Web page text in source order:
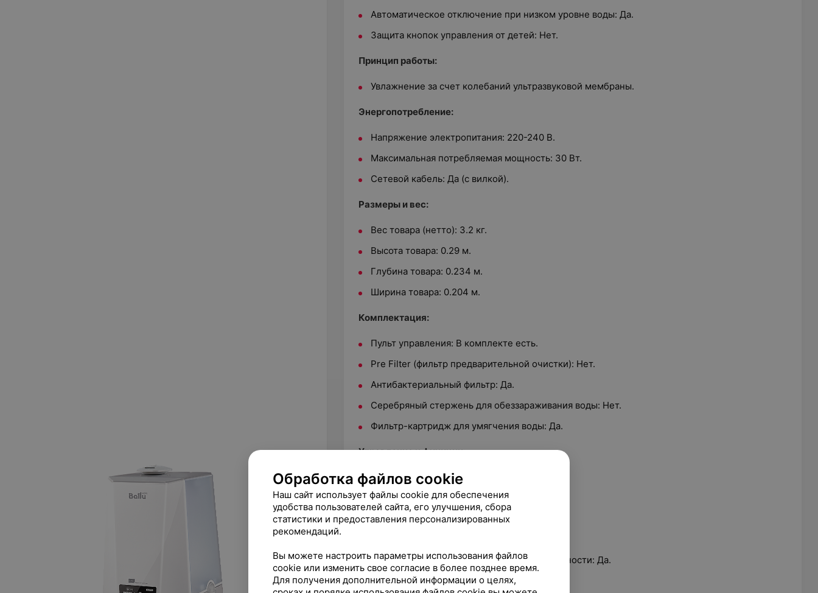
Автоматическое отключение при низком уровне воды: Да.
Защита кнопок управления от детей: Нет.
Принцип работы:
Увлажнение за счет колебаний ультразвуковой мембраны.
Энергопотребление:
Напряжение электропитания: 220-240 В.
Максимальная потребляемая мощность: 30 Вт.
Сетевой кабель: Да (с вилкой).
Размеры и вес:
Вес товара (нетто): 3.2 кг.
Высота товара: 0.29 м.
Глубина товара: 0.234 м.
Ширина товара: 0.204 м.
Комплектация:
Пульт управления: В комплекте есть.
Pre Filter (фильтр предварительной очистки): Нет.
Антибактериальный фильтр: Да.
Серебряный стержень для обеззараживания воды: Нет.
Фильтр-картридж для умягчения воды: Да.
Управление и функции:
Вид управления: Сенсорное.
Таймер на отключение: Да.
Установка реального времени: Да.
Регулировка значения относительной влажности: Да.
Таймер на включение: Нет.
Обработка файлов cookie
Наш сайт использует файлы cookie для обеспечения
удобства пользователей сайта, его улучшения, сбора
статистики и предоставления персонализированных
рекомендаций.
Вы можете настроить параметры использования файлов
cookie или изменить свое согласие в более позднее время.
Для получения дополнительной информации о целях,